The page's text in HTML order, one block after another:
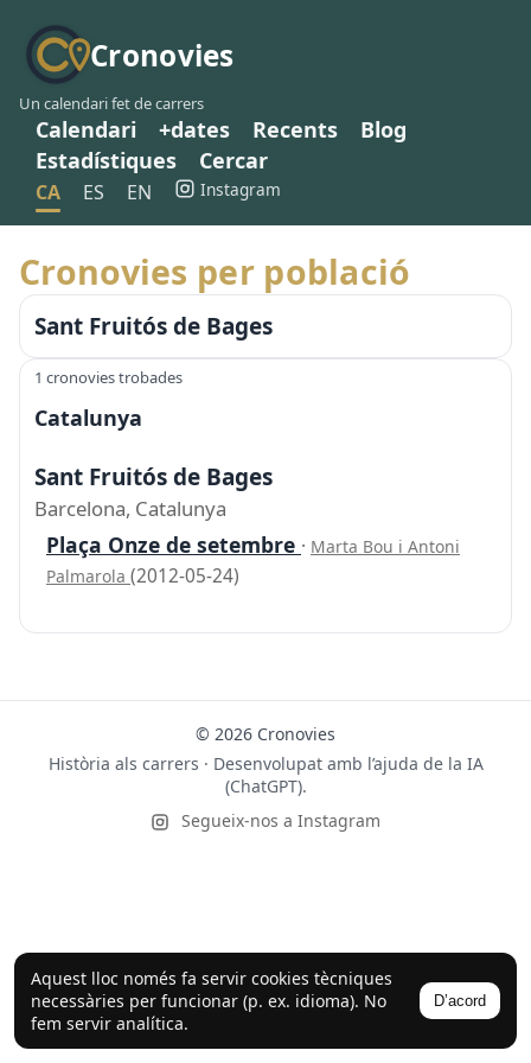
Cronovies
Un calendari fet de carrers
Calendari +dates Recents
Blog
Estadístiques
Cercar
CA ES EN Instagram
Aquest lloc només fa servir cookies tècniques
necessàries per funcionar (p. ex. idioma). No
fem servir analítica.
D’acord
Cronovies per població
Sant Fruitós de Bages
1 cronovies trobades
Catalunya
Sant Fruitós de Bages
Barcelona, Catalunya
Plaça Onze de setembre · Marta Bou i Antoni
Palmarola (2012-05-24)
© 2026 Cronovies
Història als carrers · Desenvolupat amb l’ajuda de la IA
(ChatGPT).
Segueix-nos a Instagram